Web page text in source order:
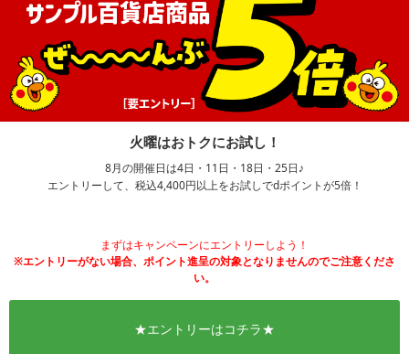
火曜はおトクにお試し！
8月の開催日は4日・11日・18日・25日♪
エントリーして、税込4,400円以上をお試しでdポイントが5倍！
まずはキャンペーンにエントリーしよう！
※エントリーがない場合、ポイント進呈の対象となりませんのでご注意くださ
い。
★エントリーはコチラ★